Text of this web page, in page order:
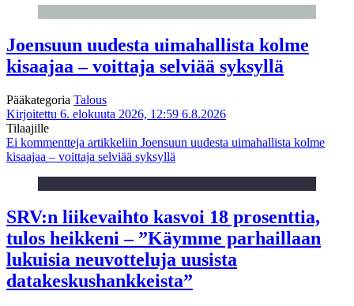
Joensuun uudesta uimahallista kolme
kisaajaa – voittaja selviää syksyllä
Pääkategoria Talous
Kirjoitettu 6. elokuuta 2026, 12:59 6.8.2026
Tilaajille
Ei kommentteja artikkeliin Joensuun uudesta uimahallista kolme
kisaajaa – voittaja selviää syksyllä
SRV:n liikevaihto kasvoi 18 prosenttia,
tulos heikkeni – ”Käymme parhaillaan
lukuisia neuvotteluja uusista
datakeskushankkeista”